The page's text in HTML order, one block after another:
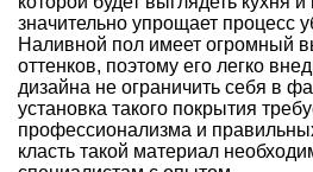
значительно упрощает процесс
Наливной пол имеет огромный
оттенков, поэтому его легко
дизайна не ограничить себя в
установка такого покрытия
профессионализма и
класть такой материал